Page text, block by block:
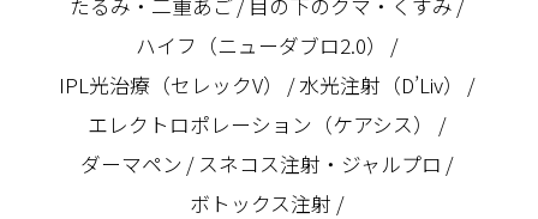
ハイフ（ニューダブロ2.0）
IPL光治療（セレックV）
水光注射（D’Liv）
エレクトロポレーション（ケアシス）
ダーマペン
スネコス注射・ジャルプロ
ボトックス注射